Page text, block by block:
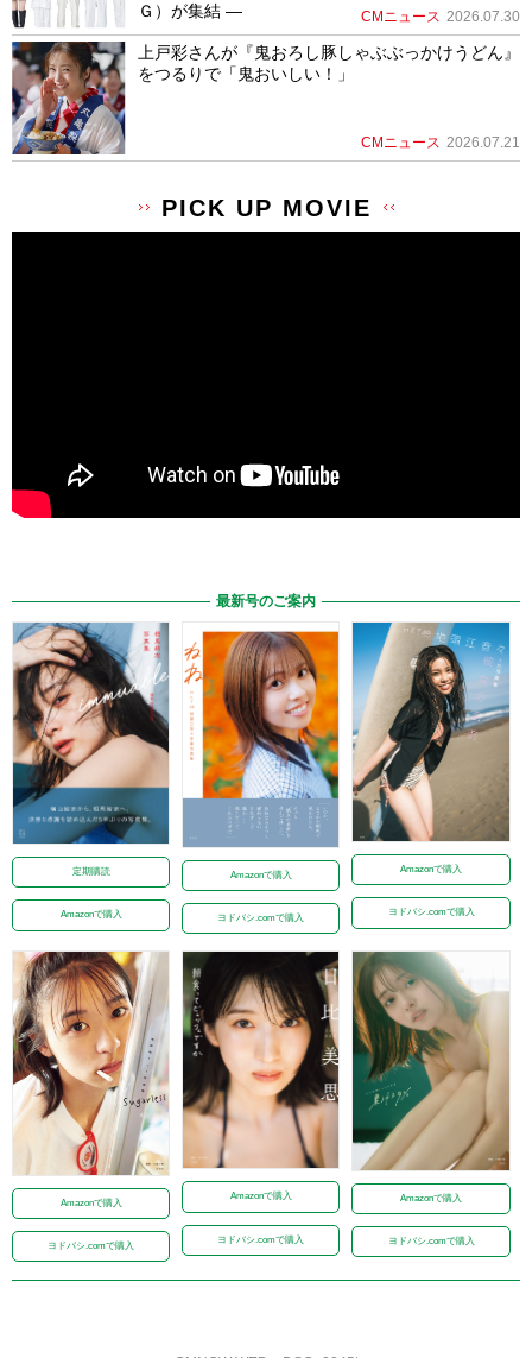
Ｇ）が集結 ―
CMニュース 2026.07.30
上戸彩さんが『鬼おろし豚しゃぶぶっかけうどん』
をつるりで「鬼おいしい！」
CMニュース 2026.07.21
PICK UP MOVIE
最新号のご案内
定期購読
Amazonで購入
Amazonで購入
ヨドバシ.comで購入
Amazonで購入
ヨドバシ.comで購入
Amazonで購入
ヨドバシ.comで購入
Amazonで購入
ヨドバシ.comで購入
Amazonで購入
ヨドバシ.comで購入